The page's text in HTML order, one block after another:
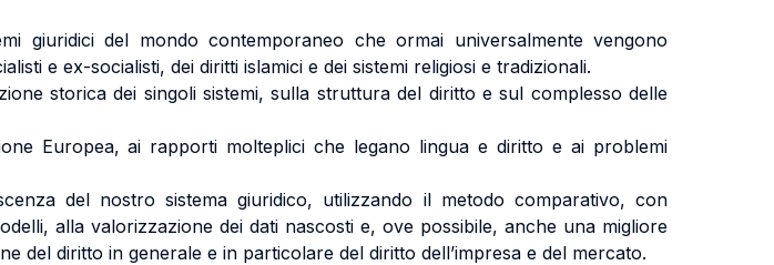
giuridici del mondo contemporaneo che ormai universalmente vengono
e ex-socialisti, dei diritti islamici e dei sistemi religiosi e tradizionali.
storica dei singoli sistemi, sulla struttura del diritto e sul complesso delle
Europea, ai rapporti molteplici che legano lingua e diritto e ai problemi
del nostro sistema giuridico, utilizzando il metodo comparativo, con
alla valorizzazione dei dati nascosti e, ove possibile, anche una migliore
del diritto in generale e in particolare del diritto dell’impresa e del mercato.